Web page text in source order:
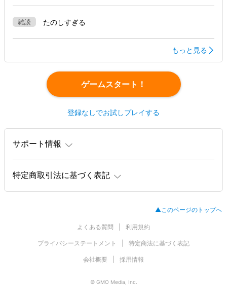
雑談 たのしすぎる
もっと見る
ゲームスタート！
登録なしでお試しプレイする
サポート情報
特定商取引法に基づく表記
▲このページのトップへ
よくある質問 利用規約
プライバシーステートメント 特定商法に基づく表記
会社概要 採用情報
© GMO Media, Inc.